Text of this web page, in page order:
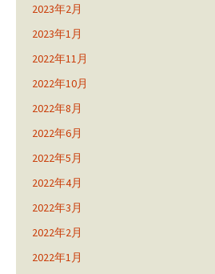
2023年2月
2023年1月
2022年11月
2022年10月
2022年8月
2022年6月
2022年5月
2022年4月
2022年3月
2022年2月
2022年1月